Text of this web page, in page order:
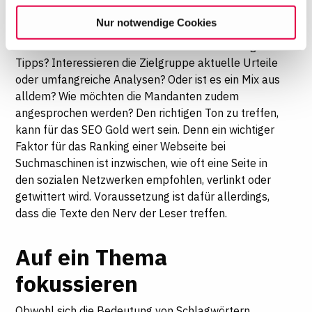
willigen Sie in die Verwendung der gewählten Cookies
ein. Diese Auswahl können Sie jederzeit ändern oder
Ihre Einwilligung widerrufen, indem Sie am Ende der
Seite auf "Cookie-Einstellungen" klicken. Weitere
Informationen finden Sie in unseren
Datenschutzhinweisen
Nur notwendige Cookies
Lesegewohnheiten dieser Zielgruppe? Geht es eher
Tipps? Interessieren die Zielgruppe aktuelle Urteile
oder umfangreiche Analysen? Oder ist es ein Mix aus
alldem? Wie möchten die Mandanten zudem
angesprochen werden? Den richtigen Ton zu treffen,
kann für das SEO Gold wert sein. Denn ein wichtiger
Faktor für das Ranking einer Webseite bei
Suchmaschinen ist inzwischen, wie oft eine Seite in
den sozialen Netzwerken empfohlen, verlinkt oder
getwittert wird. Voraussetzung ist dafür allerdings,
dass die Texte den Nerv der Leser treffen.
Auf ein Thema
fokussieren